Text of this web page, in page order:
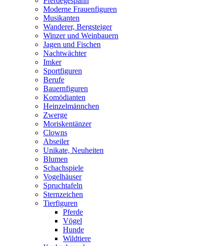
Moderne Frauenfiguren
Musikanten
Wanderer, Bergsteiger
Winzer und Weinbauern
Jagen und Fischen
Nachtwächter
Imker
Sportfiguren
Berufe
Bauernfiguren
Komödianten
Heinzelmännchen
Zwerge
Moriskentänzer
Clowns
Abseiler
Unikate, Neuheiten
Blumen
Schachspiele
Vogelhäuser
Spruchtafeln
Sternzeichen
Tierfiguren
Pferde
Vögel
Hunde
Wildtiere